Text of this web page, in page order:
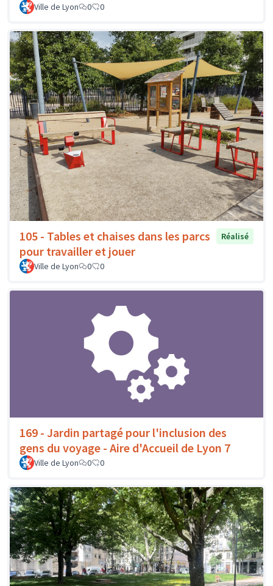
Ville de Lyon 0 0
105 - Tables et chaises dans les parcs
pour travailler et jouer
Réalisé
Ville de Lyon 0 0
169 - Jardin partagé pour l'inclusion des
gens du voyage - Aire d'Accueil de Lyon 7
Ville de Lyon 0 0